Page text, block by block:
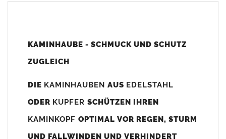
Unsere Maßangaben beziehen sich immer auf das
800mm x 740-800mm angefertigt (siehe Bild/Zeichnung unten).
KAMINHAUBE - SCHMUCK UND SCHUTZ
ZUGLEICH
DIE KAMINHAUBEN AUS EDELSTAHL
ODER KUPFER SCHÜTZEN IHREN
KAMINKOPF OPTIMAL VOR REGEN, STURM
UND FALLWINDEN UND VERHINDERT